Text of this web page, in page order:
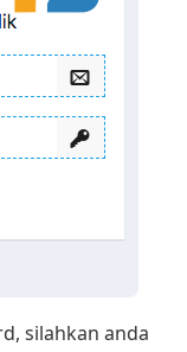
silahkan anda